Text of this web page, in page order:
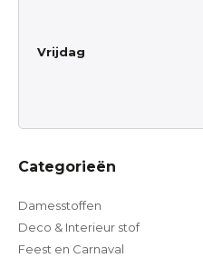
Vrijdag
Categorieën
Damesstoffen
Deco & Interieur stof
Feest en Carnaval